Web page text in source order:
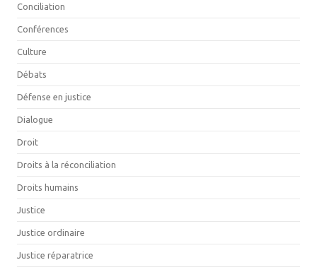
Conciliation
Conférences
Culture
Débats
Défense en justice
Dialogue
Droit
Droits à la réconciliation
Droits humains
Justice
Justice ordinaire
Justice réparatrice